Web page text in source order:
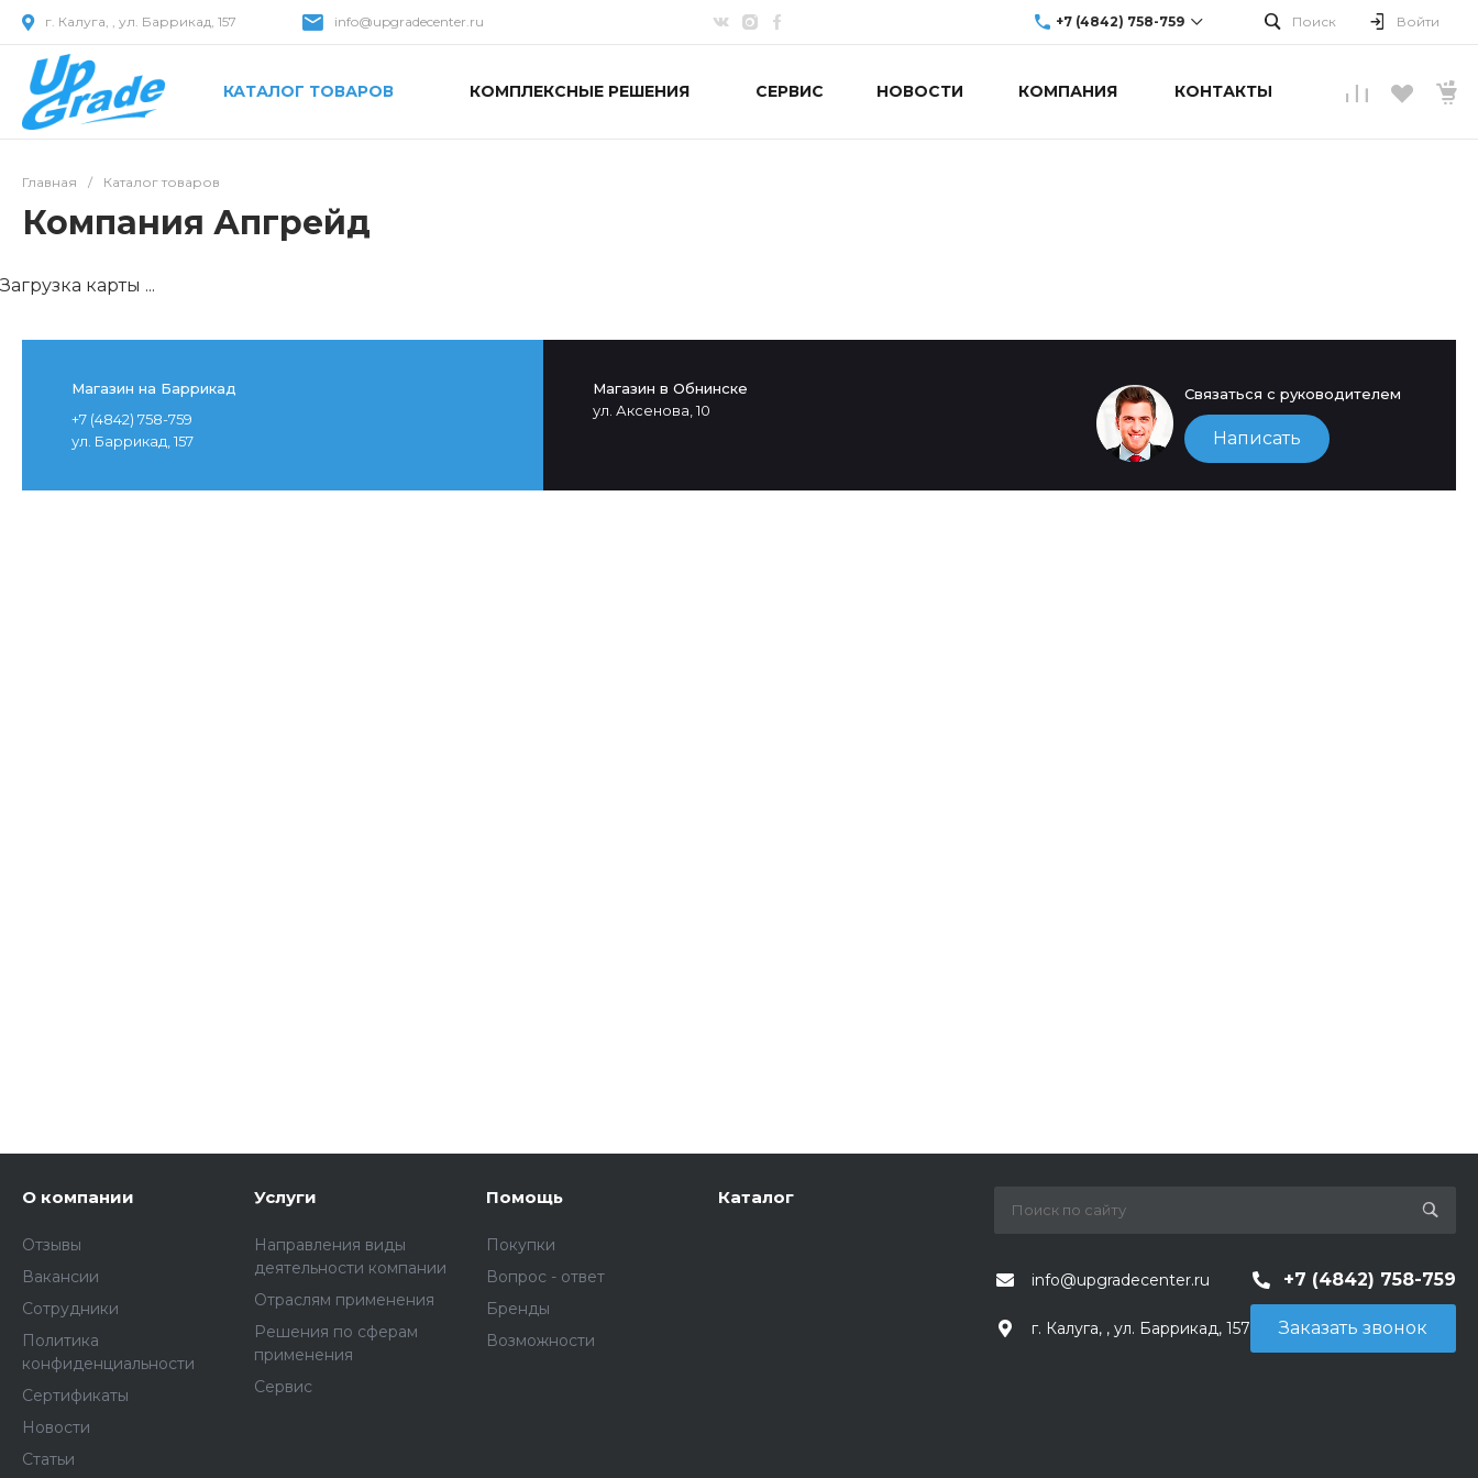
г. Калуга, , ул. Баррикад, 157 info@upgradecenter.ru +7 (4842) 758-759
г. Обнинск, ул.
Поиск Войти
КАТАЛОГ ТОВАРОВ КОМПЛЕКСНЫЕ РЕШЕНИЯ СЕРВИС НОВОСТИ КОМПАНИЯ КОНТАКТЫ
Главная / Каталог товаров
Компания Апгрейд
Магазин на Баррикад
+7 (4842) 758-759
ул. Баррикад, 157
Магазин в Обнинске
ул. Аксенова, 10
Связаться с руководителем
Написать
Загрузка карты ...
О компании
Отзывы
Вакансии
Сотрудники
Политика
конфиденциальности
Сертификаты
Новости
Статьи
Услуги
Направления виды
деятельности компании
Отраслям применения
Решения по сферам
применения
Сервис
Помощь
Покупки
Вопрос - ответ
Бренды
Возможности
Каталог
info@upgradecenter.ru +7 (4842) 758-759
г. Калуга, , ул. Баррикад, 157 Заказать звонок